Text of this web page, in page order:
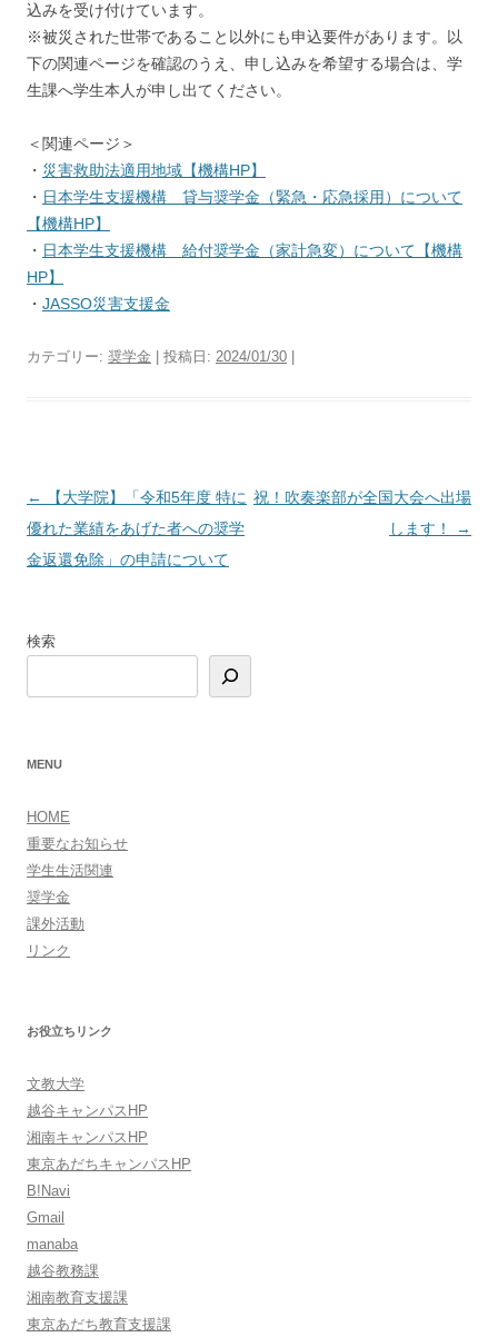
込みを受け付けています。
※被災された世帯であること以外にも申込要件があります。以
下の関連ページを確認のうえ、申し込みを希望する場合は、学
生課へ学生本人が申し出てください。
＜関連ページ＞
・ 災害救助法適用地域【機構HP】
・ 日本学生支援機構 貸与奨学金（緊急・応急採用）について
【機構HP】
・ 日本学生支援機構 給付奨学金（家計急変）について【機構
HP】
・ JASSO災害支援金
カテゴリー: 奨学金 | 投稿日: 2024/01/30
投
稿
ナ
ー
←
【大学院】「令和5年度 特に
優れた業績をあげた者への奨学
金返還免除」の申請について
祝！吹奏楽部が全国大会へ出場
します！
→
検索
MENU
HOME
重要なお知らせ
学生生活関連
奨学金
課外活動
リンク
お役立ちリンク
文教大学
越谷キャンパスHP
湘南キャンパスHP
東京あだちキャンパスHP
B!Navi
Gmail
manaba
越谷教務課
湘南教育支援課
東京あだち教育支援課